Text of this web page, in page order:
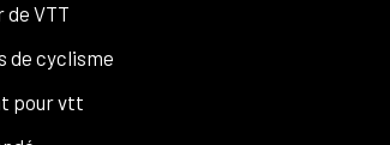
de VTT
de cyclisme
pour vtt